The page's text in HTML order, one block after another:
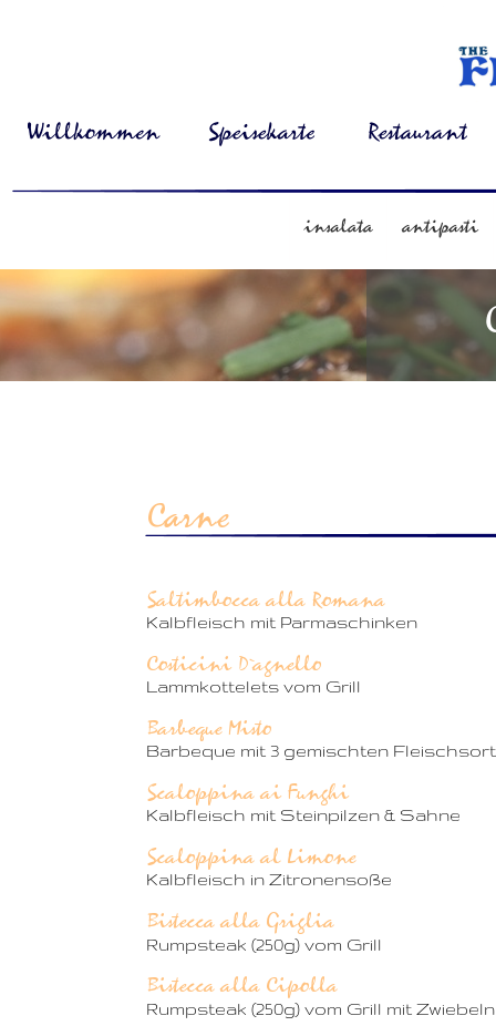
Carne
Saltimbocca alla Romana
Kalbfleisch mit Parmaschinken
Costicini D`agnello
Lammkottelets vom Grill
Barbeque Misto
Barbeque mit 3 gemischten
Scaloppina ai Funghi
Kalbfleisch mit Steinpilzen & Sahne
Scaloppina al Limone
Kalbfleisch in Zitronensoße
Bistecca alla Griglia
Rumpsteak (250g) vom Grill
Bistecca alla Cipolla
Rumpsteak (250g) vom Grill mit Zwiebeln